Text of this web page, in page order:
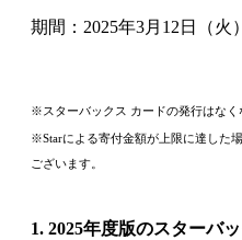
期間：2025年3月12日（火
※スターバックス カードの発行はなく
※Starによる寄付金額が上限に達した
ございます。
1. 2025年度版のスターバ